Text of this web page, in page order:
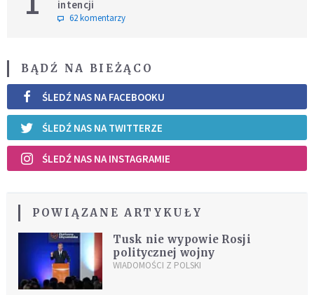
intencji
62 komentarzy
BĄDŹ NA BIEŻĄCO
ŚLEDŹ NAS NA FACEBOOKU
ŚLEDŹ NAS NA TWITTERZE
ŚLEDŹ NAS NA INSTAGRAMIE
POWIĄZANE ARTYKUŁY
Tusk nie wypowie Rosji
politycznej wojny
WIADOMOŚCI Z POLSKI